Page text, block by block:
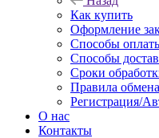
Как купить
Оформление
Способы
Способы
Сроки
Правила
Регистрация/
О нас
Контакты